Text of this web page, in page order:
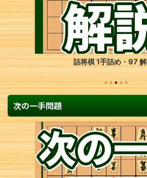
詰将棋 1手詰め・97
次の一手問題